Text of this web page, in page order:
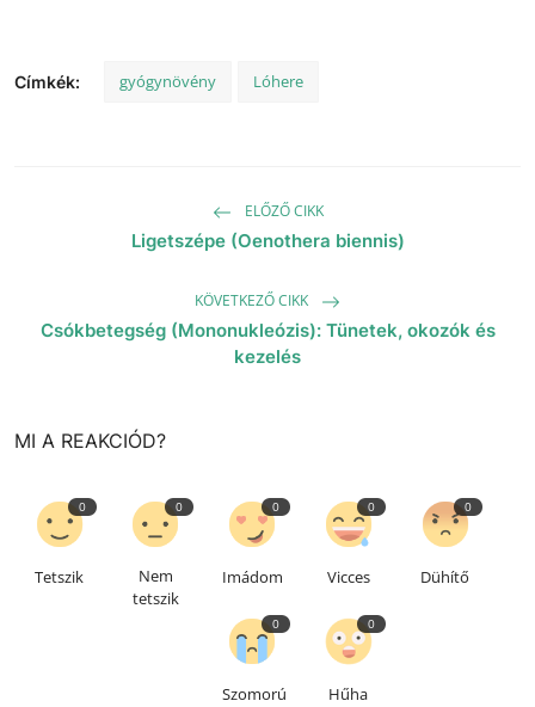
Címkék: gyógynövény Lóhere
ELŐZŐ CIKK
Ligetszépe (Oenothera biennis)
KÖVETKEZŐ CIKK
Csókbetegség (Mononukleózis): Tünetek, okozók és
kezelés
MI A REAKCIÓD?
0
Tetszik
0
Nem
tetszik
0
Imádom
0
Vicces
0
Dühítő
0
Szomorú
0
Hűha